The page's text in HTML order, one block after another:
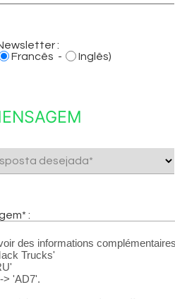
:
Francês - Inglês)
desejada*
: